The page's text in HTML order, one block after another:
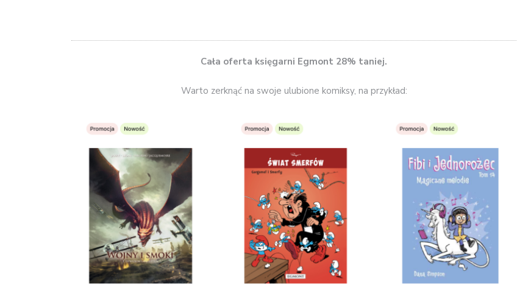
Cała oferta księgarni Egmont 28% taniej.
Warto zerknąć na swoje ulubione komiksy, na przykład: